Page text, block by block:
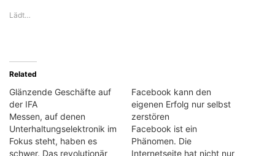
Lädt…
Related
Glänzende Geschäfte auf
der IFA
Messen, auf denen
Unterhaltungselektronik im
Fokus steht, haben es
schwer. Das revolutionär
Facebook kann den
eigenen Erfolg nur selbst
zerstören
Facebook ist ein
Phänomen. Die
Internetseite hat nicht nur